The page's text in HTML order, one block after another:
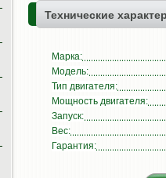
Технические
Марка:
Модель:
Тип двигателя:
Мощность двигателя:
Запуск:
Вес:
Гарантия: